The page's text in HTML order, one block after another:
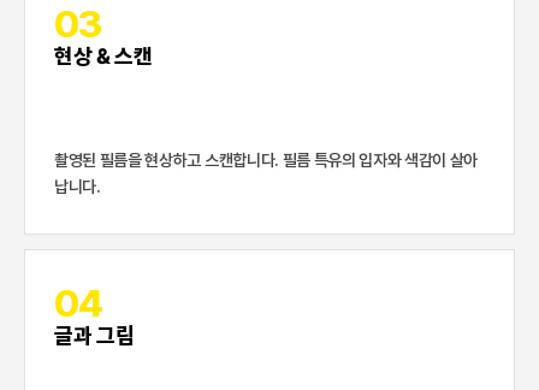
03
현상 & 스캔
촬영된 필름을 현상하고 스캔합니다. 필름 특유의 입자와 색감이 살아
납니다.
04
글과 그림